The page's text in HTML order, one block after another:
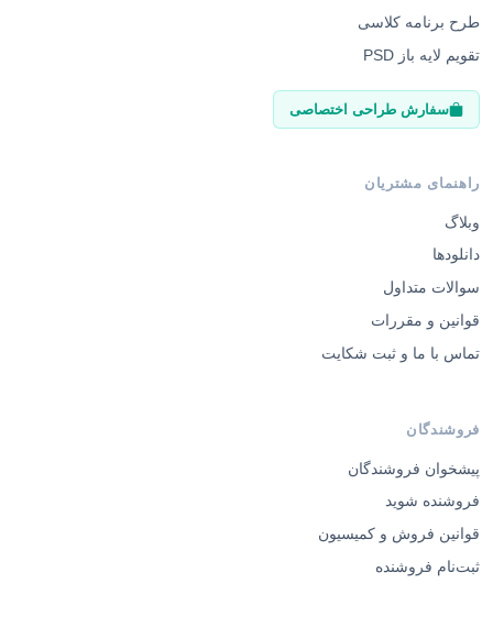
طرح برنامه کلاسی
تقویم لایه باز PSD
سفارش طراحی اختصاصی
راهنمای مشتریان
وبلاگ
دانلودها
سوالات متداول
قوانین و مقررات
تماس با ما و ثبت شکایت
فروشندگان
پیشخوان فروشندگان
فروشنده شوید
قوانین فروش و کمیسیون
ثبت‌نام فروشنده